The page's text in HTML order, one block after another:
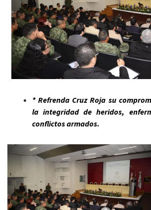
* Refrenda Cruz Roja su
la integridad de heridos,
conflictos armados.